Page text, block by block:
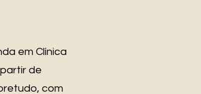
em Clínica
de
com